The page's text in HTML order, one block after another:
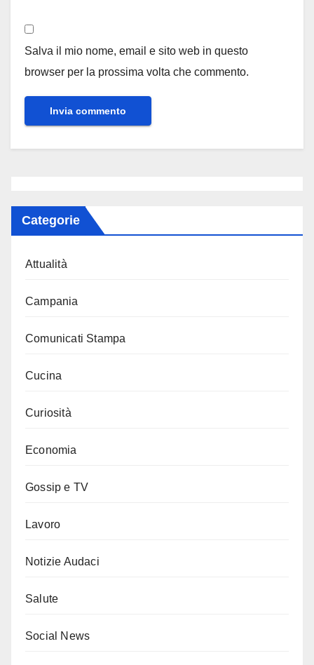
Salva il mio nome, email e sito web in questo
browser per la prossima volta che commento.
Categorie
Attualità
Campania
Comunicati Stampa
Cucina
Curiosità
Economia
Gossip e TV
Lavoro
Notizie Audaci
Salute
Social News